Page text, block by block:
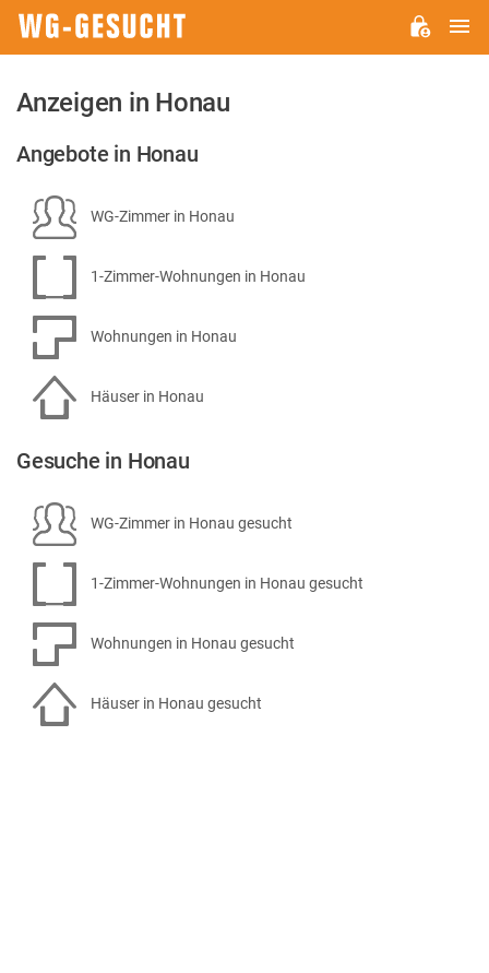
Anzeigen in Honau
Angebote in Honau
WG-Zimmer in Honau
1-Zimmer-Wohnungen in Honau
Wohnungen in Honau
Häuser in Honau
Gesuche in Honau
WG-Zimmer in Honau gesucht
1-Zimmer-Wohnungen in Honau gesucht
Wohnungen in Honau gesucht
Häuser in Honau gesucht